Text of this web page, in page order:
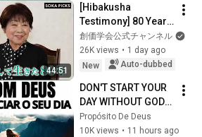
室へ入ると、彼は私
を見て微笑んだ。
「妻よ、まだ僕を覚
えているか？」――
44:51
[Hibakusha
Testimony] 80 Years
of Living as an
"Atomic Bomb
Survivor": Yuriko
Hirosh...
創価学会公式チャンネル
26K views • 1 day ago
New
Auto-dubbed
DON'T START YOUR
DAY WITHOUT GOD:
A PRAYER TO CALM
YOUR HEART AND
Propósito De Deus
10K views • 11 hours ago